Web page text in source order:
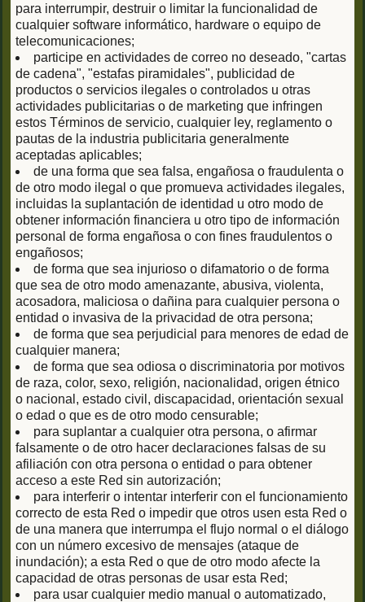
para interrumpir, destruir o limitar la funcionalidad de
cualquier software informático, hardware o equipo de
telecomunicaciones;
participe en actividades de correo no deseado, "cartas
de cadena", "estafas piramidales", publicidad de
productos o servicios ilegales o controlados u otras
actividades publicitarias o de marketing que infringen
estos Términos de servicio, cualquier ley, reglamento o
pautas de la industria publicitaria generalmente
aceptadas aplicables;
de una forma que sea falsa, engañosa o fraudulenta o
de otro modo ilegal o que promueva actividades ilegales,
incluidas la suplantación de identidad u otro modo de
obtener información financiera u otro tipo de información
personal de forma engañosa o con fines fraudulentos o
engañosos;
de forma que sea injurioso o difamatorio o de forma
que sea de otro modo amenazante, abusiva, violenta,
acosadora, maliciosa o dañina para cualquier persona o
entidad o invasiva de la privacidad de otra persona;
de forma que sea perjudicial para menores de edad de
cualquier manera;
de forma que sea odiosa o discriminatoria por motivos
de raza, color, sexo, religión, nacionalidad, origen étnico
o nacional, estado civil, discapacidad, orientación sexual
o edad o que es de otro modo censurable;
para suplantar a cualquier otra persona, o afirmar
falsamente o de otro hacer declaraciones falsas de su
afiliación con otra persona o entidad o para obtener
acceso a este Red sin autorización;
para interferir o intentar interferir con el funcionamiento
correcto de esta Red o impedir que otros usen esta Red o
de una manera que interrumpa el flujo normal o el diálogo
con un número excesivo de mensajes (ataque de
inundación); a esta Red o que de otro modo afecte la
capacidad de otras personas de usar esta Red;
para usar cualquier medio manual o automatizado,